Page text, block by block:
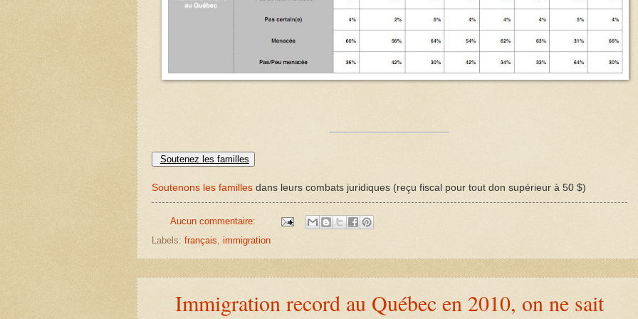
Soutenez les familles
Soutenons les familles dans leurs combats juridiques (reçu fiscal pour tout don supérieur à 50 $)
Aucun commentaire:
Labels: français immigration
Immigration record au Québec en 2010, on ne sait